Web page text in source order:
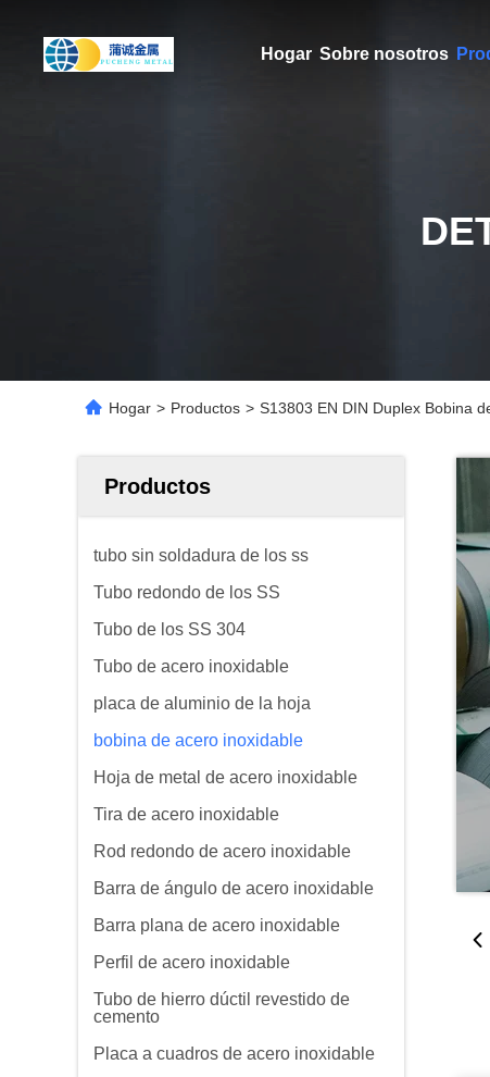
Hogar Sobre nosotros
Hogar > Productos > S13803 EN DIN Duplex Bobina
Productos
tubo sin soldadura de los ss
Tubo redondo de los SS
Tubo de los SS 304
Tubo de acero inoxidable
placa de aluminio de la hoja
bobina de acero inoxidable
Hoja de metal de acero inoxidable
Tira de acero inoxidable
Rod redondo de acero inoxidable
Barra de ángulo de acero inoxidable
Barra plana de acero inoxidable
Perfil de acero inoxidable
Tubo de hierro dúctil revestido de
cemento
Placa a cuadros de acero inoxidable